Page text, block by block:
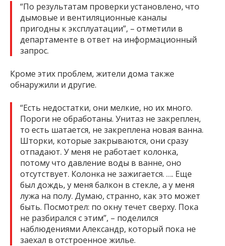
“По результатам проверки установлено, что
дымовые и вентиляционные каналы
пригодны к эксплуатации”, – отметили в
департаменте в ответ на информационный
запрос.
Кроме этих проблем, жители дома также
обнаружили и другие.
“Есть недостатки, они мелкие, но их много.
Пороги не обработаны. Унитаз не закреплен,
то есть шатается, не закреплена новая ванна.
Шторки, которые закрываются, они сразу
отпадают. У меня не работает колонка,
потому что давление воды в ванне, оно
отсутствует. Колонка не зажигается. …. Еще
был дождь, у меня балкон в стекле, а у меня
лужа на полу. Думаю, странно, как это может
быть. Посмотрел: по окну течет сверху. Пока
не разбирался с этим”, – поделился
наблюдениями Александр, который пока не
заехал в отстроенное жилье.